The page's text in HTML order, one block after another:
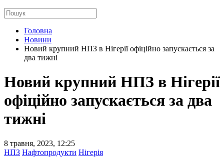
Головна
Новини
Новий крупний НПЗ в Нігерії офіційно запускається за
два тижні
Новий крупний НПЗ в Нігерії
офіційно запускається за два
тижні
8 травня, 2023, 12:25
НПЗ Нафтопродукти Нігерія